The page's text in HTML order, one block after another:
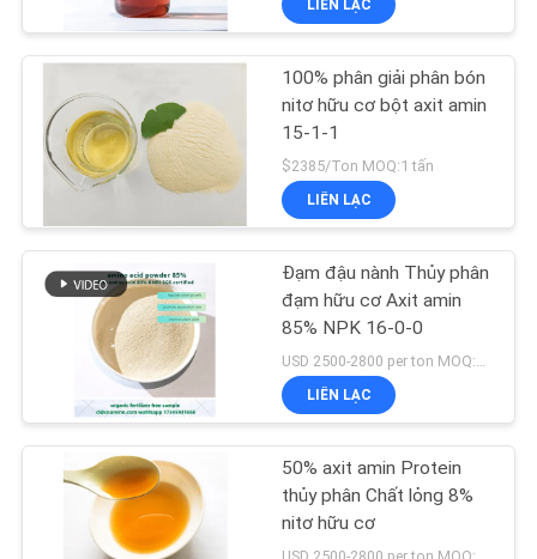
Phân bón hữu cơ
axit amin
Phân bón lá axit
amin
60
LIÊN LẠC
100% phân giải phân bón
nitơ hữu cơ bột axit amin
15-1-1
$2385/Ton MOQ:1 tấn
LIÊN LẠC
Đạm đậu nành Thủy phân
đạm hữu cơ Axit amin
85% NPK 16-0-0
LIÊN LẠC
50% axit amin Protein
thủy phân Chất lỏng 8%
nitơ hữu cơ